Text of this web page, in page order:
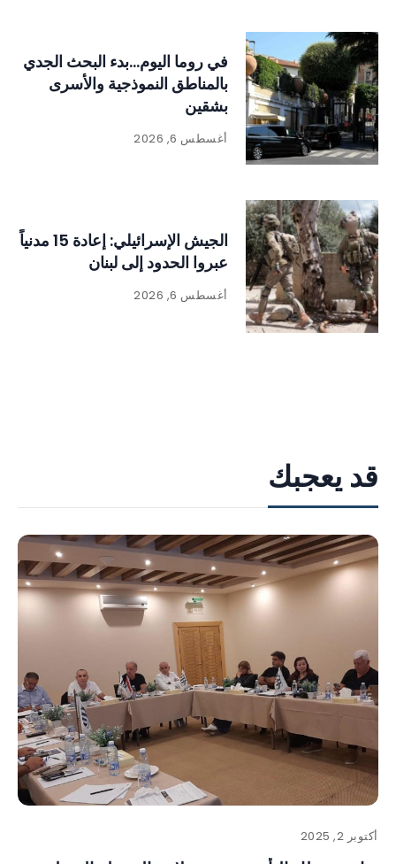
في روما اليوم…بدء البحث الجدي
بالمناطق النموذجية والأسرى
بشقين
أغسطس 6, 2026
الجيش الإسرائيلي: إعادة 15 مدنياً
عبروا الحدود إلى لبنان
أغسطس 6, 2026
قد يعجبك
أكتوبر 2, 2025